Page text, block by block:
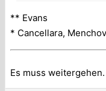
** Evans
* Cancellara, Menchov
Es muss